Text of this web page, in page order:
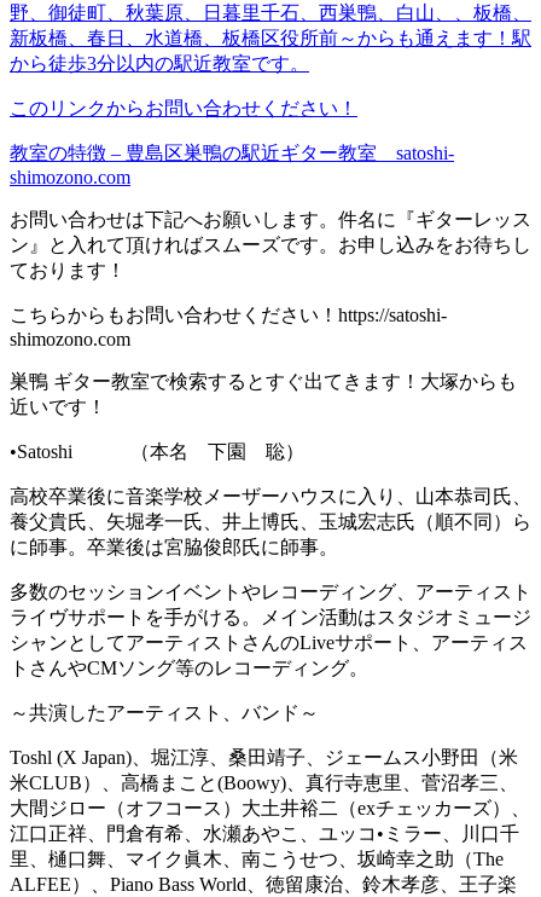
野、 御徒町、秋葉原、日暮里千石、西巣鴨、白山、、板橋、
新板橋、春日、水道橋、板橋区役所前～からも通えます！ 駅
から徒歩3分以内の駅近教室です。
このリンクからお問い合わせ ください！
教室の特徴 – 豊島区巣鴨の駅近ギター教室 satoshi-
shimozono.com
お問い合わせは下記へお願いします。件名に『ギターレッス
ン』と入れて頂ければスムーズです。お申し込みをお待ちし
ております！
こちらからもお問い合わせください！https://satoshi-
shimozono.com
巣鴨 ギター教室で検索するとすぐ出てきます！大塚からも
近いです！
•Satoshi （本名 下園 聡）
高校卒業後に音楽学校メーザーハウスに入り、山本恭司氏、
養父貴氏、矢堀孝一氏、井上博氏、玉城宏志氏（順不同）ら
に師事。卒業後は宮脇俊郎氏に師事。
多数のセッションイベントやレコーディング、アーティスト
ライヴサポートを手がける。メイン活動はスタジオミュージ
シャンとしてアーティストさんのLiveサポート、アーティス
トさんやCMソング等のレコーディング。
～共演したアーティスト、バンド～
Toshl (X Japan)、堀江淳、桑田靖子、ジェームス小野田（米
米CLUB）、高橋まこと(Boowy)、真行寺恵里、菅沼孝三、
大間ジロー（オフコース）大土井裕二（exチェッカーズ）、
江口正祥、門倉有希、水瀬あやこ、ユッコ•ミラー、川口千
里、樋口舞、マイク眞木、南こうせつ、坂崎幸之助（The
ALFEE）、Piano Bass World、徳留康治、鈴木孝彦、王子楽